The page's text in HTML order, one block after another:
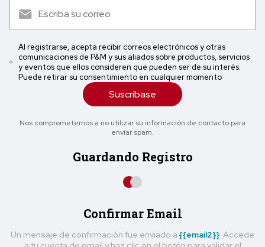
Al registrarse, acepta recibir correos electrónicos y otras
comunicaciones de P&M y sus aliados sobre productos, servicios
y eventos que ellos consideren que pueden ser de su interés.
Puede retirar su consentimiento en cualquier momento
Suscríbase
Nos comprometemos a no utilizar su información de contacto para
enviar spam.
Guardando Registro
Confirmar Email
Un mensaje de confirmación fue enviado a {{email2}} . Accede